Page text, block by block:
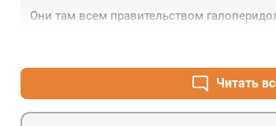
Они там всем правительством
Читать